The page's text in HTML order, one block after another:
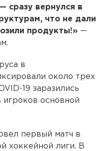
сразу вернулся в
что не дали
продукты!» —
в
около трех
19 заразились
игроков основной
первый матч в
хоккейной лиги. В